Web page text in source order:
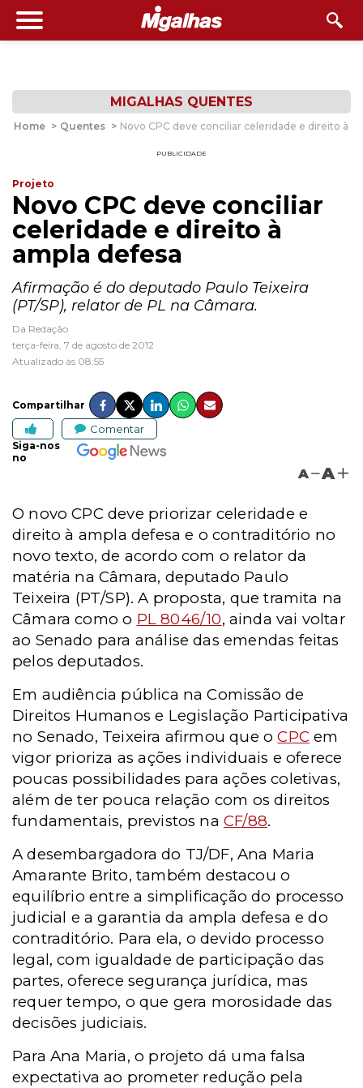
MIGALHAS QUENTES
Home > Quentes > Novo CPC deve conciliar celeridade e direito à
PUBLICIDADE
Projeto
Novo CPC deve conciliar
celeridade e direito à
ampla defesa
Afirmação é do deputado Paulo Teixeira
(PT/SP), relator de PL na Câmara.
Da Redação
terça-feira, 7 de agosto de 2012
Atualizado às 08:55
Compartilhar
Comentar
Siga-nos
no
A A
O novo CPC deve priorizar celeridade e
direito à ampla defesa e o contraditório no
novo texto, de acordo com o relator da
matéria na Câmara, deputado Paulo
Teixeira (PT/SP). A proposta, que tramita na
Câmara como o PL 8046/10, ainda vai voltar
ao Senado para análise das emendas feitas
pelos deputados.
Em audiência pública na Comissão de
Direitos Humanos e Legislação Participativa
no Senado, Teixeira afirmou que oCPC em
vigor prioriza as ações individuais e oferece
poucas possibilidades para ações coletivas,
além de ter pouca relação com os direitos
fundamentais, previstos naCF/88.
A desembargadora do TJ/DF, Ana Maria
Amarante Brito, também destacou o
equilíbrio entre a simplificação do processo
judicial e a garantia da ampla defesa e do
contraditório. Para ela, o devido processo
legal, com igualdade de participação das
partes, oferece segurança jurídica, mas
requer tempo, o que gera morosidade das
decisões judiciais.
Para Ana Maria, o projeto dá uma falsa
expectativa ao prometer redução pela